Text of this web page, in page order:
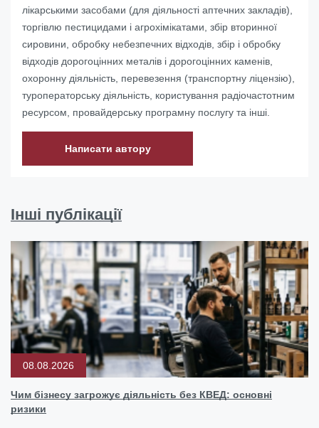
лікарськими засобами (для діяльності аптечних закладів),
торгівлю пестицидами і агрохімікатами, збір вторинної
сировини, обробку небезпечних відходів, збір і обробку
відходів дорогоцінних металів і дорогоцінних каменів,
охоронну діяльність, перевезення (транспортну ліцензію),
туроператорську діяльність, користування радіочастотним
ресурсом, провайдерську програмну послугу та інші.
Написати автору
Інші публікації
08.08.2026
Чим бізнесу загрожує діяльність без КВЕД: основні
ризики